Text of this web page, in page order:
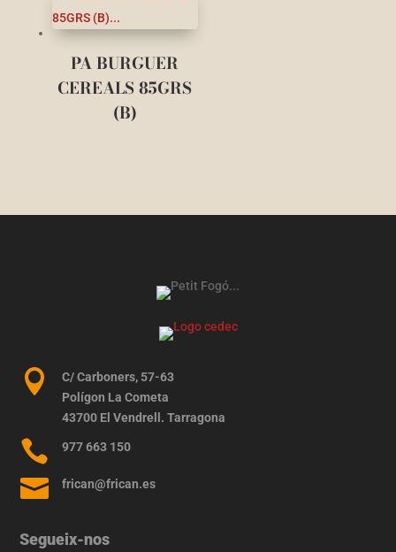
PA BURGUER
CEREALS 85GRS
(B)

C/ Carboners, 57-63
Polígon La Cometa
43700 El Vendrell. Tarragona
 977 663 150
 frican@frican.es
Segueix-nos